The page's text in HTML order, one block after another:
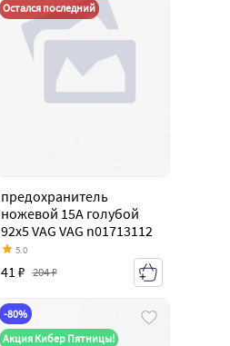
Остался последний
предохранитель
ножевой 15A голубой
92x5 VAG VAG n01713112
5.0
41 ₽ 204 ₽
-80%
Акция Кибер Пятницы!